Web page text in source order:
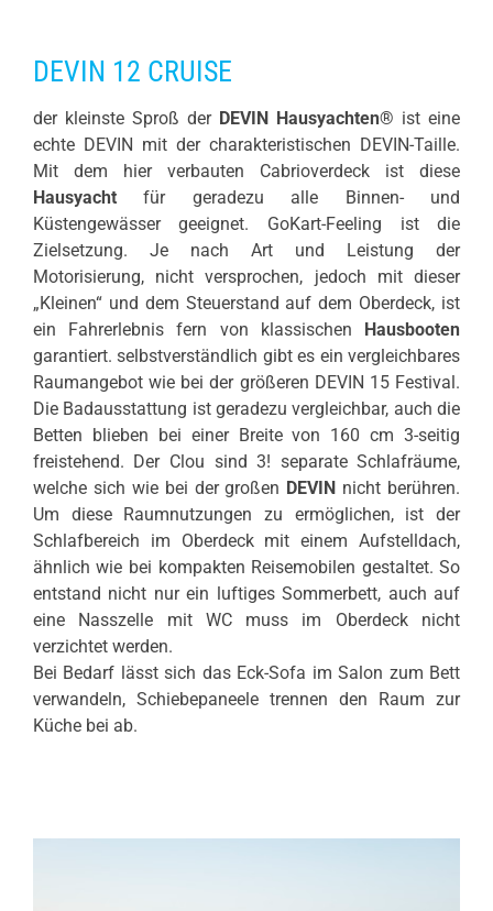
DEVIN 12 CRUISE
der kleinste Sproß der DEVIN Hausyachten® ist eine
echte DEVIN mit der charakteristischen DEVIN-Taille.
Mit dem hier verbauten Cabrioverdeck ist diese
Hausyachtfür geradezu alle Binnen- und
Küstengewässer geeignet. GoKart-Feeling ist die
Zielsetzung. Je nach Art und Leistung der
Motorisierung, nicht versprochen, jedoch mit dieser
„Kleinen“ und dem Steuerstand auf dem Oberdeck, ist
ein Fahrerlebnis fern von klassischen Hausbooten
garantiert. selbstverständlich gibt es ein vergleichbares
Raumangebot wie bei der größeren DEVIN 15 Festival.
Die Badausstattung ist geradezu vergleichbar, auch die
Betten blieben bei einer Breite von 160 cm 3-seitig
freistehend. Der Clou sind 3! separate Schlafräume,
welche sich wie bei der großen DEVIN nicht berühren.
Um diese Raumnutzungen zu ermöglichen, ist der
Schlafbereich im Oberdeck mit einem Aufstelldach,
ähnlich wie bei kompakten Reisemobilen gestaltet. So
entstand nicht nur ein luftiges Sommerbett, auch auf
eine Nasszelle mit WC muss im Oberdeck nicht
verzichtet werden.
Bei Bedarf lässt sich das Eck-Sofa im Salon zum Bett
verwandeln, Schiebepaneele trennen den Raum zur
Küche bei ab.